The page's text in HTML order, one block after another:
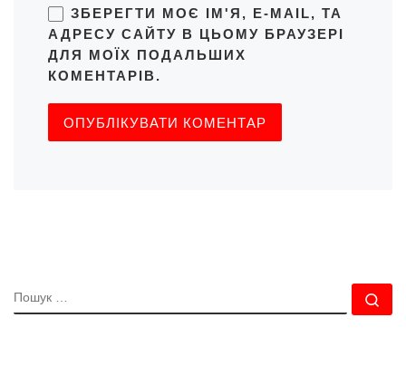
ЗБЕРЕГТИ МОЄ ІМ'Я, E-MAIL, ТА
АДРЕСУ САЙТУ В ЦЬОМУ БРАУЗЕРІ
ДЛЯ МОЇХ ПОДАЛЬШИХ
КОМЕНТАРІВ.
ПОШУК